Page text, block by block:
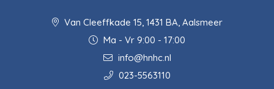
Van Cleeffkade 15, 1431 BA, Aalsmeer
Ma - Vr 9:00 - 17:00
info@hnhc.nl
023-5563110